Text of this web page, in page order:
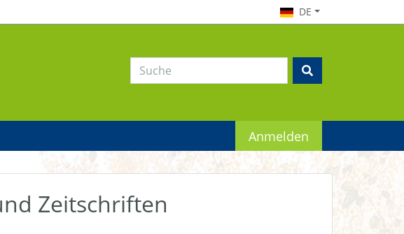
DE
Anmelden
Zeitschriften